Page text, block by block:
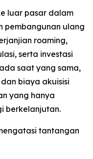
luar pasar dalam
pembangunan ulang
roaming,
serta investasi
saat yang sama,
biaya akuisisi
yang hanya
berkelanjutan.
tantangan